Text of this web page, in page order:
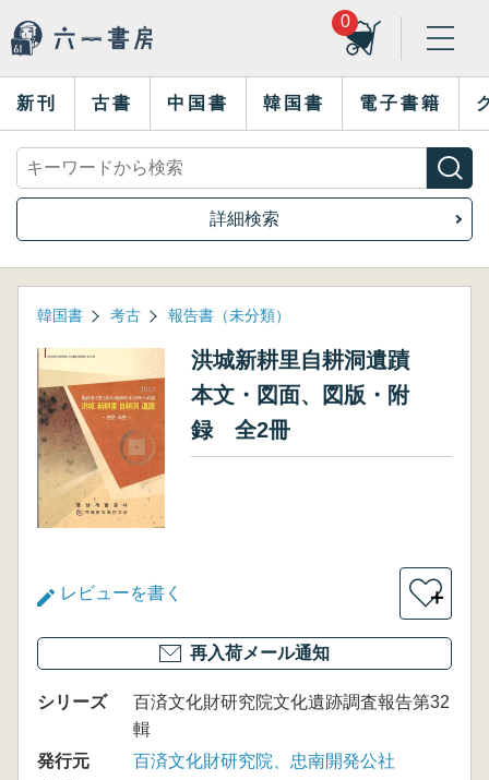
0
新刊 古書 中国書 韓国書 電子書籍
詳細検索
韓国書 考古 報告書（未分類）
洪城新耕里自耕洞遺蹟
本文・図面、図版・附
録 全2冊
レビューを書く ＋
再入荷メール通知
シリーズ
百済文化財研究院文化遺跡調査報告第32
輯
発行元
百済文化財研究院、忠南開発公社